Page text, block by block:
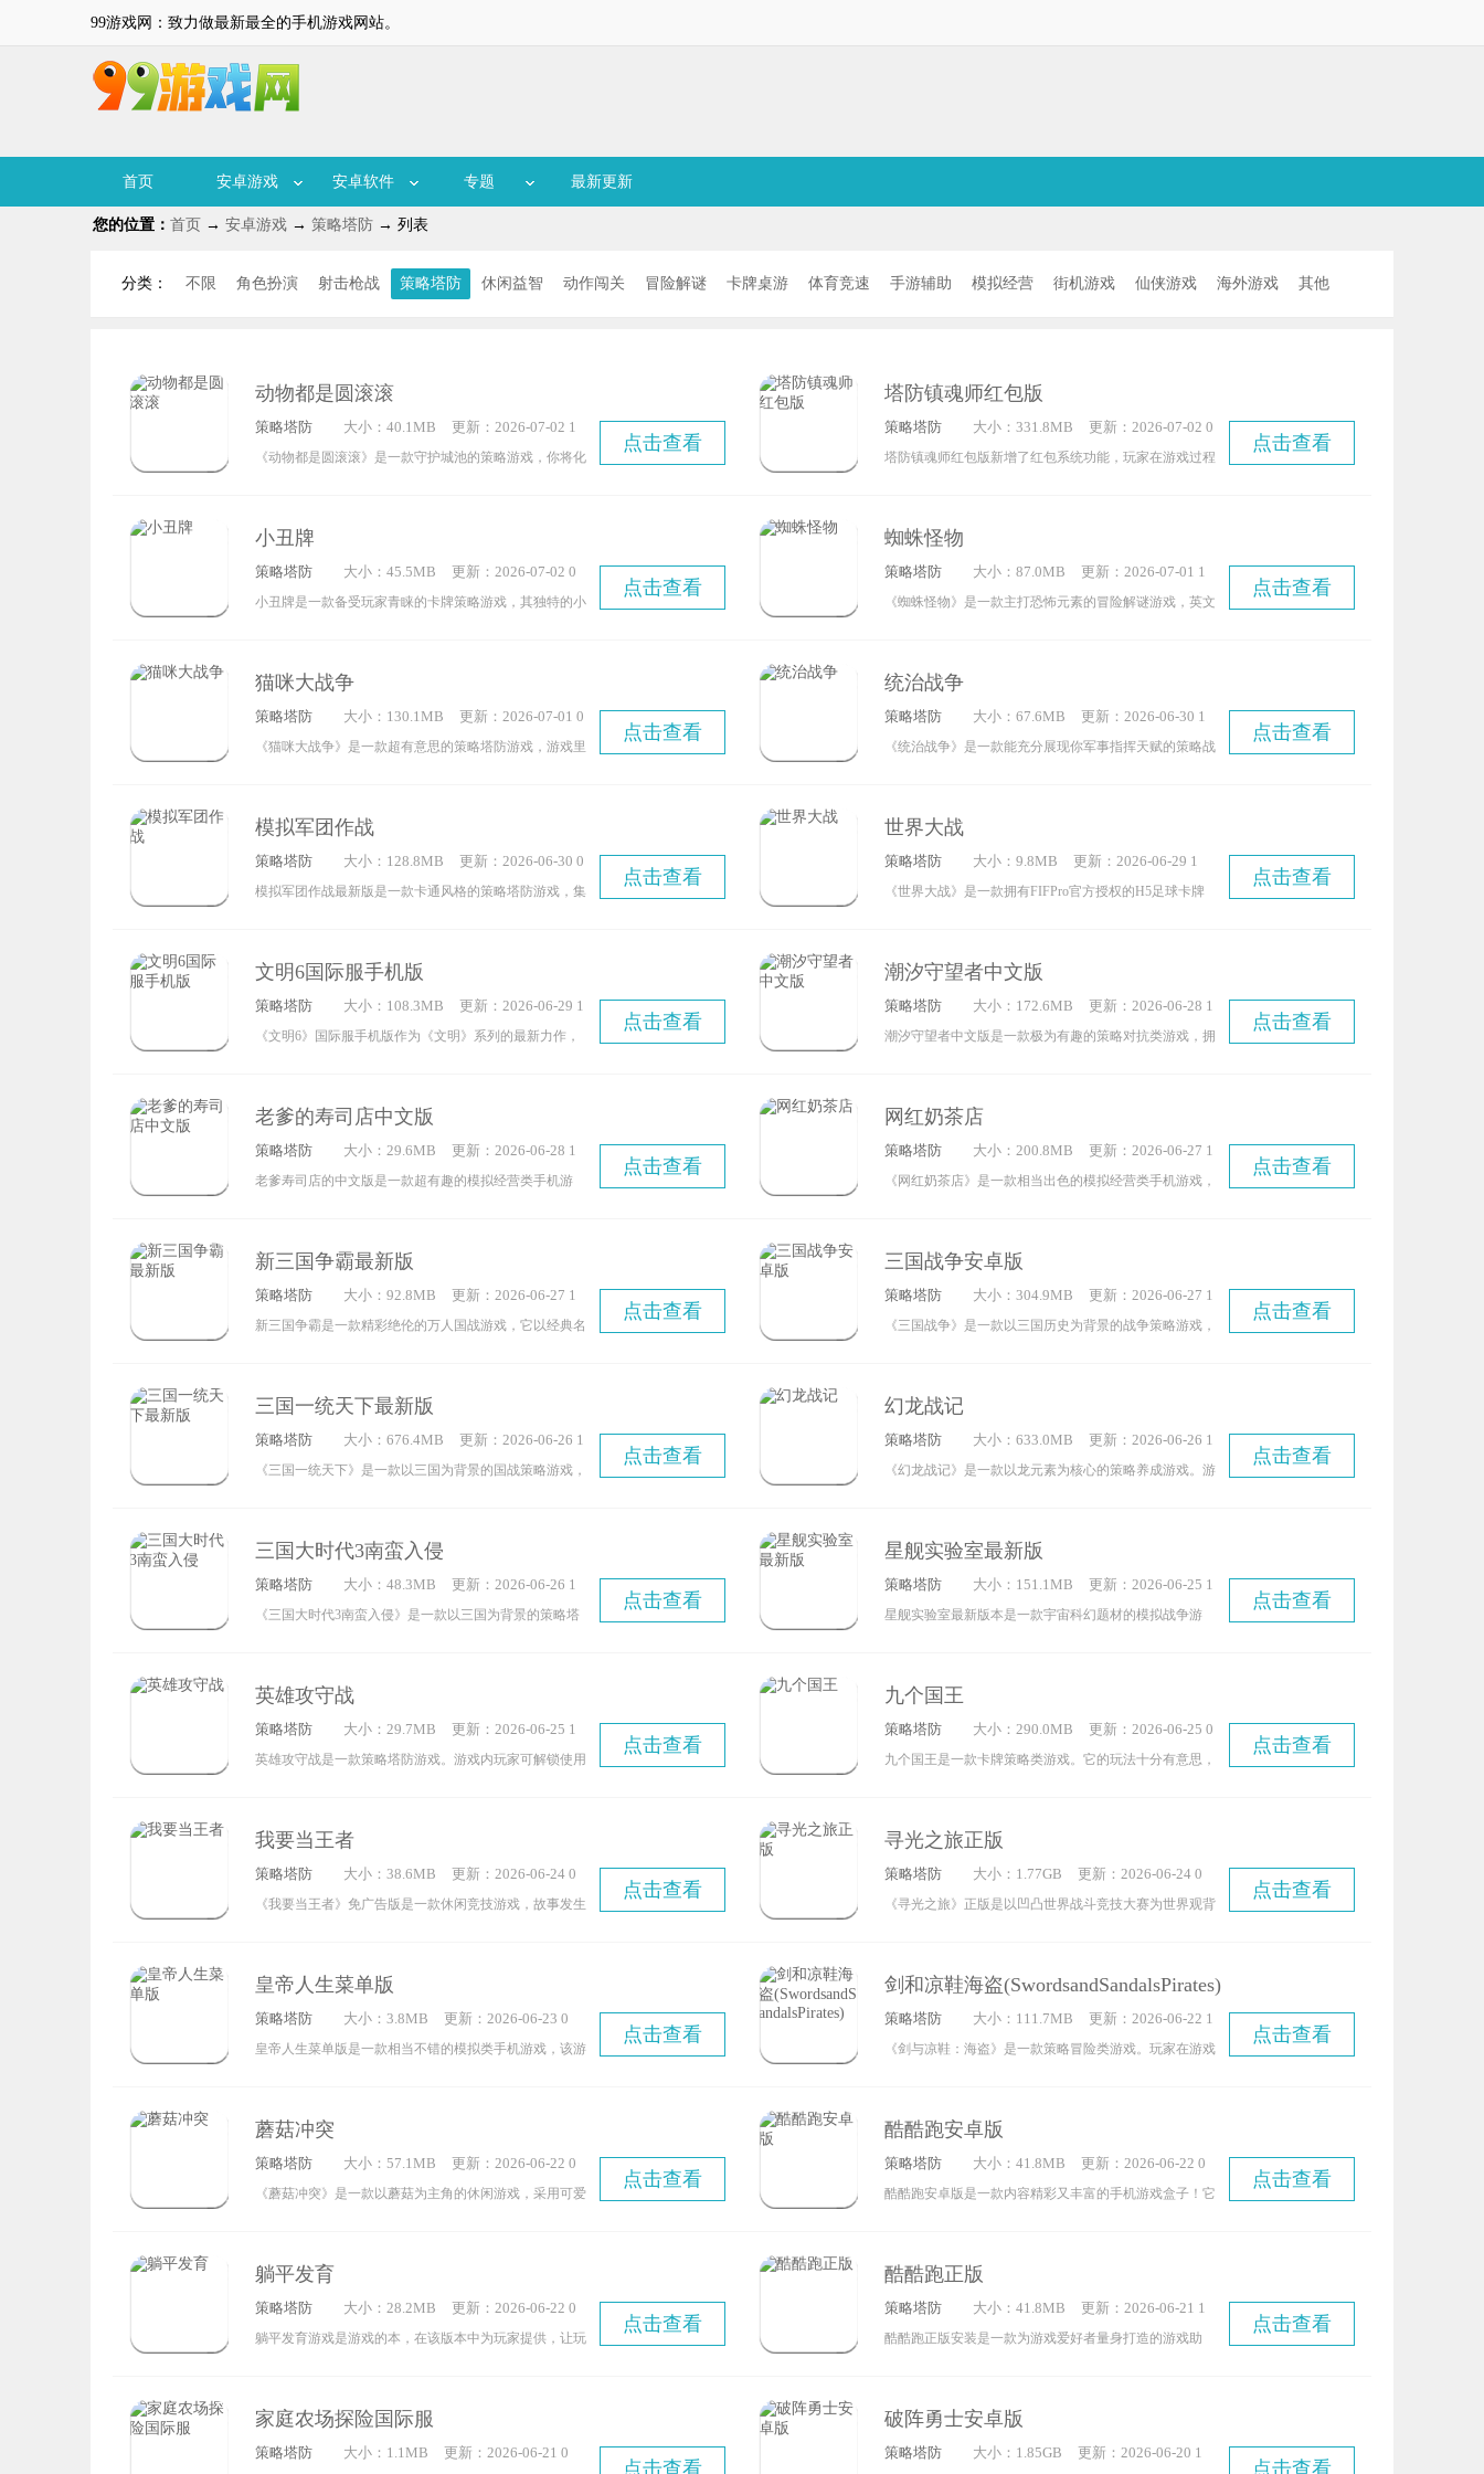
99游戏网：致力做最新最全的手机游戏网站。
首页 安卓游戏 安卓软件 专题 最新更新
您的位置： 首页 → 安卓游戏 → 策略塔防 → 列表
分类： 不限 角色扮演 射击枪战 策略塔防 休闲益智 动作闯关 冒险解谜 卡牌桌游 体育竞速 手游辅助 模拟经营 街机游戏 仙侠游戏 海外游戏 其他
动物都是圆滚滚
策略塔防 大小：40.1MB
更新：2026-07-02 1
3:48:27
《动物都是圆滚滚》是一款守护城池的策略游戏，你将化
清剿来犯的敌人。每波敌人打完后，还能查看自己超越了
多少玩家的数据，超有成就感！通关后可以领取奖励，前
往商店升级天赋、购买装备，进一步强化战力，挑战更高
吧！
点击查看
塔防镇魂师红包版
策略塔防 大小：331.8MB
更新：2026-07-02 0
7:29:09
塔防镇魂师红包版新增了红包系统功能，玩家在游戏过程
融合了剧情、养成、策略等多种元素，不仅角色立绘十分
精美，而且队伍搭配让游戏玩法更具趣味性，感兴趣的玩
家赶紧来体验塔防镇魂师游戏吧！
点击查看
小丑牌
策略塔防 大小：45.5MB
更新：2026-07-02 0
6:23:08
小丑牌是一款备受玩家青睐的卡牌策略游戏，其独特的小
集、搭配各式各样的小丑牌，和其他玩家进行紧张又有趣
的对战。
点击查看
蜘蛛怪物
策略塔防 大小：87.0MB
更新：2026-07-01 1
0:14:08
《蜘蛛怪物》是一款主打恐怖元素的冒险解谜游戏，英文
力活下去，还要把它彻底击败。游戏包含单人模式和多人
模式两种玩法，无论选择哪种模式，都能挑战完成相同的
目标。对这款游戏感兴趣的玩家，快来体验《蜘蛛怪物》
点击查看
猫咪大战争
策略塔防 大小：130.1MB
更新：2026-07-01 0
5:00:10
《猫咪大战争》是一款超有意思的策略塔防游戏，游戏里
还有超多趣味玩法等着你来解锁，赶紧来试试吧！
点击查看
统治战争
策略塔防 大小：67.6MB
更新：2026-06-30 1
0:47:05
《统治战争》是一款能充分展现你军事指挥天赋的策略战
征服路径供你探索，你可以尽情施展各兵种的独特优势，
在战斗中克敌制胜。
点击查看
模拟军团作战
策略塔防 大小：128.8MB
更新：2026-06-30 0
8:51:05
模拟军团作战最新版是一款卡通风格的策略塔防游戏，集
事基地，招募各类士兵与强大英雄，组建一支所向披靡的
专属军团，在充满挑战的地图上持续探索、扩大势力范
围，最终成为战场的主宰。
点击查看
世界大战
策略塔防 大小：9.8MB
更新：2026-06-29 1
4:38:08
《世界大战》是一款拥有FIFPro官方授权的H5足球卡牌
幻球队。游戏深度还原了真实球员的各项数据与独特技
能，玩家可凭借策略性的阵容排布与灵活的战术调整，尽
情享受从联赛夺冠到世界杯巅峰对决的全维度足球经营乐
点击查看
文明6国际服手机版
策略塔防 大小：108.3MB
更新：2026-06-29 1
3:48:06
《文明6》国际服手机版作为《文明》系列的最新力作，
版图，逐步演进至信息时代，最终角逐世界领导者的地
位。游戏涵盖维度十分丰富，提供五种不同的胜利路径供
玩家选择。在创建并引领文明从蒙昧走向繁荣的过程中，
横捭阖，或深耕文化影响世界，同时还要与历史上诸多著
点击查看
潮汐守望者中文版
策略塔防 大小：172.6MB
更新：2026-06-28 1
5:11:06
潮汐守望者中文版是一款极为有趣的策略对抗类游戏，拥
力等级。此外，游戏采用了高度逼真的场景设计，能让玩
家沉浸式地投入到游戏世界之中。
点击查看
老爹的寿司店中文版
策略塔防 大小：29.6MB
更新：2026-06-28 1
1:03:07
老爹寿司店的中文版是一款超有趣的模拟经营类手机游
版本吧！
点击查看
网红奶茶店
策略塔防 大小：200.8MB
更新：2026-06-27 1
4:54:09
《网红奶茶店》是一款相当出色的模拟经营类手机游戏，
游戏！
点击查看
新三国争霸最新版
策略塔防 大小：92.8MB
更新：2026-06-27 1
2:42:08
新三国争霸是一款精彩绝伦的万人国战游戏，它以经典名
内政百业，亲身感受城池建设中环环相扣的策略与智慧。
更有两百万沙盘版图供你驰骋，在这里，你可以演绎真实
的谋略对决，重现波澜壮阔的历史风云，体验热血沸腾的
点击查看
三国战争安卓版
策略塔防 大小：304.9MB
更新：2026-06-27 1
0:14:15
《三国战争》是一款以三国历史为背景的战争策略游戏，
味玩法，让您尽情享受运筹帷幄的策略对决，通过收集资
源提升战力，指挥千军万马驰骋沙场，重温各大经典战
役，最终一统三国大陆。快来加入游戏，开启属于你的乱
点击查看
三国一统天下最新版
策略塔防 大小：676.4MB
更新：2026-06-26 1
4:54:11
《三国一统天下》是一款以三国为背景的国战策略游戏，
金戈铁马的时代。在这里，玩家可以招募三国名将豪杰，
打造属于自己的铁血军团；通过屯积粮草、升级科技、建
立功勋，最终实现攻城略地、一统战场的霸业。
点击查看
幻龙战记
策略塔防 大小：633.0MB
更新：2026-06-26 1
1:20:13
《幻龙战记》是一款以龙元素为核心的策略养成游戏。游
专属能力，玩家可以依据不同场景的需求，挑选合适的龙
坐骑，往往能触发意想不到的效果。若能仔细研究每条龙
的定位，合理搭配阵容，就能更轻松地赢得胜利。此外，
益。
点击查看
三国大时代3南蛮入侵
策略塔防 大小：48.3MB
更新：2026-06-26 1
0:30:09
《三国大时代3南蛮入侵》是一款以三国为背景的策略塔
式体验从应征入伍到逐鹿天下的传奇人生轨迹。游戏不仅
拥有完整的剧情故事，精致细腻的画面与流畅爽快的战斗
过程，更让整体游戏体验变得饱满丰富。以这样独特的视
点击查看
星舰实验室最新版
策略塔防 大小：151.1MB
更新：2026-06-25 1
4:54:07
星舰实验室最新版本是一款宇宙科幻题材的模拟战争游
能让大家尽情体验休闲飞船模拟冒险世界的全部乐趣。游
戏中对太空环境和真实战斗进行了逼真模拟，玩家可以驾
驶自己的战舰，指挥舰队从不同角度使用各类武器互相攻
舰实验室还拥有种类繁多的星舰，每一艘星舰的外观都十
点击查看
英雄攻守战
策略塔防 大小：29.7MB
更新：2026-06-25 1
2:09:08
英雄攻守战是一款策略塔防游戏。游戏内玩家可解锁使用
大的队伍。更复杂多样的玩法、更高的随机性，为喜爱这
类游戏的玩家带来了全新挑战。游戏还设有在线对战与合
作模式，玩家能够和其他玩家组队并肩作战，共同抵御敌
点击查看
九个国王
策略塔防 大小：290.0MB
更新：2026-06-25 0
9:08:06
九个国王是一款卡牌策略类游戏。它的玩法十分有意思，
据卡牌的属性构建不同的牌组，和敌人战斗时能够挑选适
宜的牌组出战，尽量为自己赢得更多胜利，如此才能够更
好地发展下去。游戏中全新一局生成的地图以及其余八位
点击查看
我要当王者
策略塔防 大小：38.6MB
更新：2026-06-24 0
9:41:06
《我要当王者》免广告版是一款休闲竞技游戏，故事发生
小兵出击，最终以击杀敌人、摧毁敌方防御塔的方式赢得
胜利。游戏巧妙融合了策略与塔防元素，能充分展现你的
智慧，玩起来十分烧脑。
点击查看
寻光之旅正版
策略塔防 大小：1.77GB
更新：2026-06-24 0
6:56:05
《寻光之旅》正版是以凹凸世界战斗竞技大赛为世界观背
场残酷赛事，探寻其他参赛者背后的故事。游戏内设有大
量CG动画与丰富动态插图，玩家既能畅享刺激对决与多
样冒险乐趣，又能像追番般以沉浸式方式开启这场趣味冒
点击查看
皇帝人生菜单版
策略塔防 大小：3.8MB
更新：2026-06-23 0
8:18:08
皇帝人生菜单版是一款相当不错的模拟类手机游戏，该游
妨来体验皇帝人生菜单版的最新版本！
点击查看
剑和凉鞋海盗(SwordsandSandalsPirates)
策略塔防 大小：111.7MB
更新：2026-06-22 1
4:05:08
《剑与凉鞋：海盗》是一款策略冒险类游戏。玩家在游戏
洋上自由航行，途中会触发各类精彩事件——比如遭遇其
他海盗的挑衅、发现神秘的小岛，或是寻觅到诱人的宝藏
等。为了能在残酷的环境中更好地生存，玩家需要尽可能
来，并最终成长为最伟大的海盗船长，就必须依靠自身的
点击查看
蘑菇冲突
策略塔防 大小：57.1MB
更新：2026-06-22 0
9:41:06
《蘑菇冲突》是一款以蘑菇为主角的休闲游戏，采用可爱
各有专属基地，率先攻占敌方基地者获胜；玩家需一路闯
关，最终夺取所有区域的控制权。此外，游戏融合了多元
化的卡通塔防战斗模式，玩家需合理配置卡通角色构建防
地赢得胜利，十分考验策略规划能力。
点击查看
酷酷跑安卓版
策略塔防 大小：41.8MB
更新：2026-06-22 0
8:35:06
酷酷跑安卓版是一款内容精彩又丰富的手机游戏盒子！它
的游戏资讯与攻略，绝对能让你玩得超开心！
点击查看
躺平发育
策略塔防 大小：28.2MB
更新：2026-06-22 0
5:17:14
躺平发育游戏是游戏的本，在该版本中为玩家提供，让玩
小房间中，升级房门设置防御措施抵挡猛鬼的进攻。在这
里玩家一开始将开启一个大逃杀模式，游戏一共有7个
点击查看
酷酷跑正版
策略塔防 大小：41.8MB
更新：2026-06-21 1
0:30:10
酷酷跑正版安装是一款为游戏爱好者量身打造的游戏助
观看众多精彩的游戏视频，说不定你还能在这里结识志同
道合的游戏伙伴！
点击查看
家庭农场探险国际服
策略塔防 大小：1.1MB
更新：2026-06-21 0
点击查看
破阵勇士安卓版
策略塔防 大小：1.85GB
更新：2026-06-20 1
点击查看